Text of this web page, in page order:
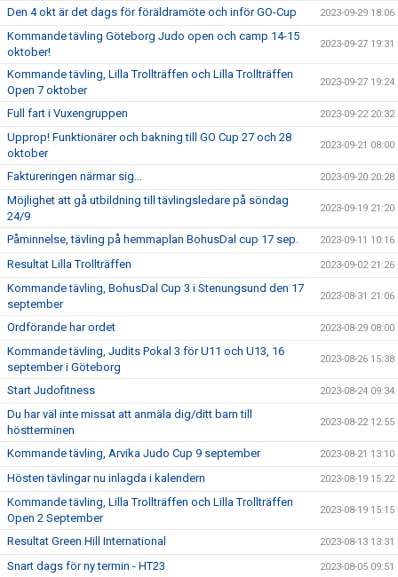
Den 4 okt är det dags för föräldramöte och inför GO-Cup 2023-09-29 18:06
Kommande tävling Göteborg Judo open och camp 14-15
oktober!
2023-09-27 19:31
Kommande tävling, Lilla Trollträffen och Lilla Trollträffen
Open 7 oktober
2023-09-27 19:24
Full fart i Vuxengruppen 2023-09-22 20:32
Upprop! Funktionärer och bakning till GO Cup 27 och 28
oktober
2023-09-21 08:00
Faktureringen närmar sig... 2023-09-20 20:28
Möjlighet att gå utbildning till tävlingsledare på söndag
24/9
2023-09-19 21:20
Påminnelse, tävling på hemmaplan BohusDal cup 17 sep. 2023-09-11 10:16
Resultat Lilla Trollträffen 2023-09-02 21:26
Kommande tävling, BohusDal Cup 3 i Stenungsund den 17
september
2023-08-31 21:06
Ordförande har ordet 2023-08-29 08:00
Kommande tävling, Judits Pokal 3 för U11 och U13, 16
september i Göteborg
2023-08-26 15:38
Start Judofitness 2023-08-24 09:34
Du har väl inte missat att anmäla dig/ditt barn till
höstterminen
2023-08-22 12:55
Kommande tävling, Arvika Judo Cup 9 september 2023-08-21 13:10
Hösten tävlingar nu inlagda i kalendern 2023-08-19 15:22
Kommande tävling, Lilla Trollträffen och Lilla Trollträffen
Open 2 September
2023-08-19 15:15
Resultat Green Hill International 2023-08-13 13:31
Snart dags för ny termin - HT23 2023-08-05 09:51